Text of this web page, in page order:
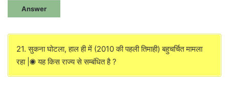
Answer
21. सुकना घोटला, हाल ही में (2010 की पहली तिमाही) बहुचर्चित मामला
रहा |◉ यह किस राज्य से सम्बंधित है ?